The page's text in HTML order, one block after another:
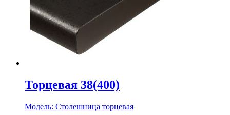
Торцевая 38(400)
Модель: Столешница торцевая